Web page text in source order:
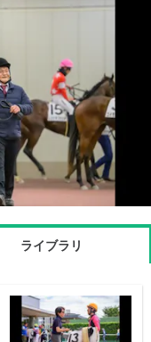
ライブラリ